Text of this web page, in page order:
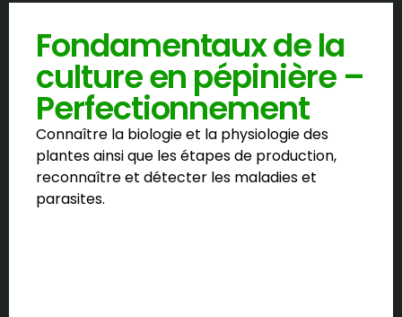
Fondamentaux de la
culture en pépinière –
Perfectionnement
Connaître la biologie et la physiologie des
plantes ainsi que les étapes de production,
reconnaître et détecter les maladies et
parasites.